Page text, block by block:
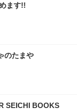
ます!!
のたまや
SEICHI BOOKS